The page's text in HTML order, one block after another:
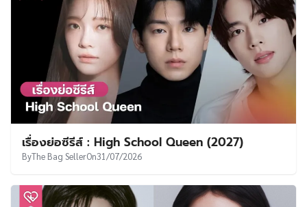
เรื่องย่อซีรีส์ : High School Queen (2027)
ByThe Bag SellerOn31/07/2026